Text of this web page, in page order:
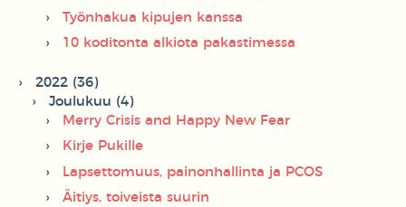
Työnhakua kipujen kanssa
10 koditonta alkiota pakastimessa
2022 (36)
Joulukuu (4)
Merry Crisis and Happy New Fear
Kirje Pukille
Lapsettomuus, painonhallinta ja PCOS
Äitiys, toiveista suurin